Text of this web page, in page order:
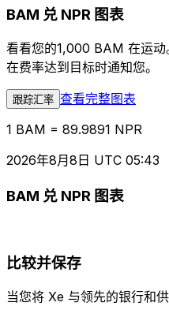
BAM 兑 NPR 图表
看看您的1,000 BAM 在运动
在费率达到目标时通知您。
跟踪汇率 查看完整图表
1 BAM = 89.9891 NPR
2026年8月8日 UTC 05:43
BAM 兑 NPR 图表
比较并保存
当您将 Xe 与领先的银行和